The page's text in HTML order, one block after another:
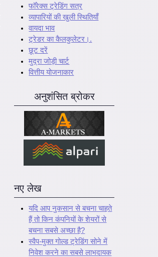
फॉरेक्स ट्रेडिंग सत्र
व्यापारियों की खुली स्थितियाँ
वायदा भाव
ट्रेडर का कैलकुलेटर।.
छूट दरें
मुद्रा जोड़ी चार्ट
वित्तीय योजनाकार
अनुशंसित ब्रोकर
नए लेख
यदि आप नुकसान से बचना चाहते
हैं तो किन कंपनियों के शेयरों से
बचना सबसे अच्छा है?
स्वैप-मुक्त गोल्ड ट्रेडिंग सोने में
निवेश करने का सबसे लाभदायक